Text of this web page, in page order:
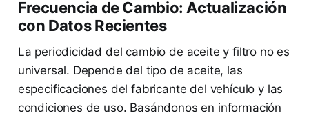
Frecuencia de Cambio: Actualización
con Datos Recientes
La periodicidad del cambio de aceite y filtro no es
universal. Depende del tipo de aceite, las
especificaciones del fabricante del vehículo y las
condiciones de uso. Basándonos en información